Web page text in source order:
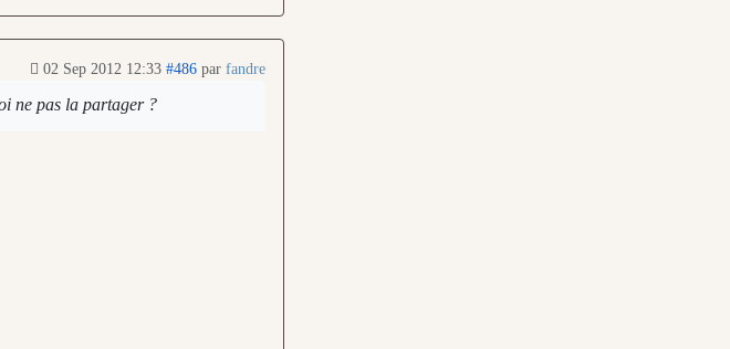
02 Sep 2012 12:33 #486 par fandre
ne pas la partager ?